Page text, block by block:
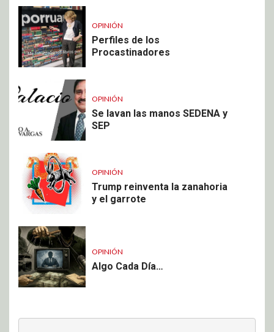
OPINIÓN
Perfiles de los
Procastinadores
OPINIÓN
Se lavan las manos SEDENA y
SEP
OPINIÓN
Trump reinventa la zanahoria
y el garrote
OPINIÓN
Algo Cada Día…